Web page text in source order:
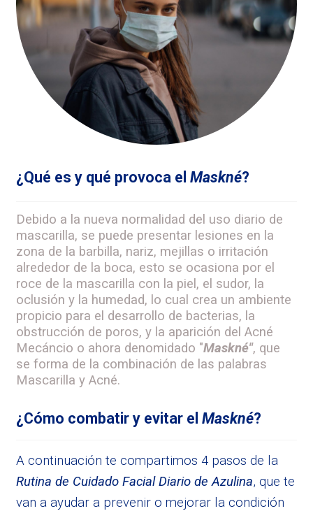
¿Qué es y qué provoca el Maskné?
Debido a la nueva normalidad del uso diario de
mascarilla, se puede presentar lesiones en la
zona de la barbilla, nariz, mejillas o irritación
alrededor de la boca, esto se ocasiona por el
roce de la mascarilla con la piel, el sudor, la
oclusión y la humedad, lo cual crea un ambiente
propicio para el desarrollo de bacterias, la
obstrucción de poros, y la aparición del Acné
Mecáncio o ahora denomidado "Maskné", que
se forma de la combinación de las palabras
Mascarilla y Acné.
¿Cómo combatir y evitar el Maskné?
A continuación te compartimos 4 pasos de la
Rutina de Cuidado Facial Diario de Azulina, que te
van a ayudar a prevenir o mejorar la condición